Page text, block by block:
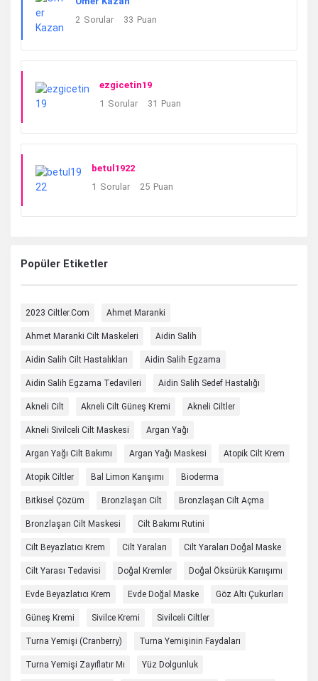
2 Sorular 33 Puan
ezgicetin19
1 Sorular 31 Puan
betul1922
1 Sorular 25 Puan
Popüler Etiketler
2023 Ciltler.com Ahmet Maranki
Ahmet Maranki Cilt Maskeleri Aidin Salih
Aidin Salih Cilt Hastalıkları Aidin Salih Egzama
Aidin Salih Egzama Tedavileri Aidin Salih Sedef Hastalığı
Akneli Cilt Akneli Cilt Güneş Kremi Akneli Ciltler
Akneli Sivilceli Cilt Maskesi Argan Yağı
Argan Yağı Cilt Bakımı Argan Yağı Maskesi Atopik Cilt Krem
Atopik Ciltler Bal Limon Karışımı Bioderma
Bitkisel Çözüm Bronzlaşan Cilt Bronzlaşan Cilt Açma
Bronzlaşan Cilt Maskesi Cilt Bakımı Rutini
Cilt Beyazlatıcı Krem Cilt Yaraları Cilt Yaraları Doğal Maske
Cilt Yarası Tedavisi Doğal Kremler Doğal Öksürük Karıışımı
Evde Beyazlatıcı Krem Evde Doğal Maske Göz Altı Çukurları
Güneş Kremi Sivilce Kremi Sivilceli Ciltler
Turna Yemişi (cranberry) Turna Yemişinin Faydaları
Turna Yemişi Zayıflatır Mı Yüz Dolgunluk